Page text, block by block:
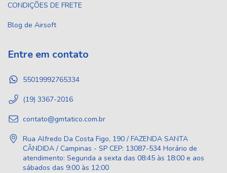
CONDIÇÕES DE FRETE
Blog de Airsoft
Entre em contato
55019992765334
(19) 3367-2016
contato@gmtatico.com.br
Rua Alfredo Da Costa Figo, 190 / FAZENDA SANTA
CÂNDIDA / Campinas - SP CEP: 13087-534 Horário de
atendimento: Segunda a sexta das 08:45 às 18:00 e aos
sábados das 9:00 às 12:00